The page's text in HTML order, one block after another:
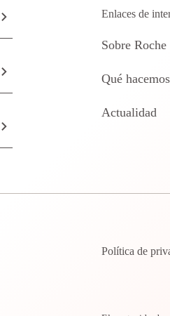
Enlaces de
Sobre Roche
Qué hacemos
Actualidad
Política de